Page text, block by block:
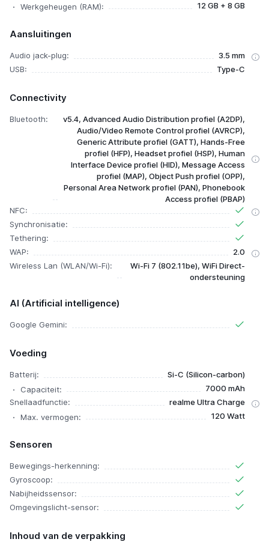
Werkgeheugen (RAM):
12 GB + 8 GB
Aansluitingen
Audio jack-plug:
3.5 mm
USB:
Type-C
Connectivity
Bluetooth:
v5.4, Advanced Audio Distribution profiel (A2DP),
Audio/Video Remote Control profiel (AVRCP),
Generic Attribute profiel (GATT), Hands-Free
profiel (HFP), Headset profiel (HSP), Human
Interface Device profiel (HID), Message Access
profiel (MAP), Object Push profiel (OPP),
Personal Area Network profiel (PAN), Phonebook
Access profiel (PBAP)
NFC:
Synchronisatie:
Tethering:
WAP:
2.0
Wireless Lan (WLAN/Wi-Fi):
Wi-Fi 7 (802.11be), WiFi Direct-
ondersteuning
AI (Artificial intelligence)
Google Gemini:
Voeding
Batterij:
Si-C (Silicon-carbon)
Capaciteit:
7000 mAh
Snellaadfunctie:
realme Ultra Charge
Max. vermogen:
120 Watt
Sensoren
Bewegings-herkenning:
Gyroscoop:
Nabijheidssensor:
Omgevingslicht-sensor:
Inhoud van de verpakking